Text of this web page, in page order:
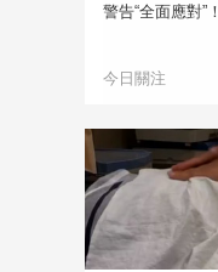
警告“全面應對”！
今日關注